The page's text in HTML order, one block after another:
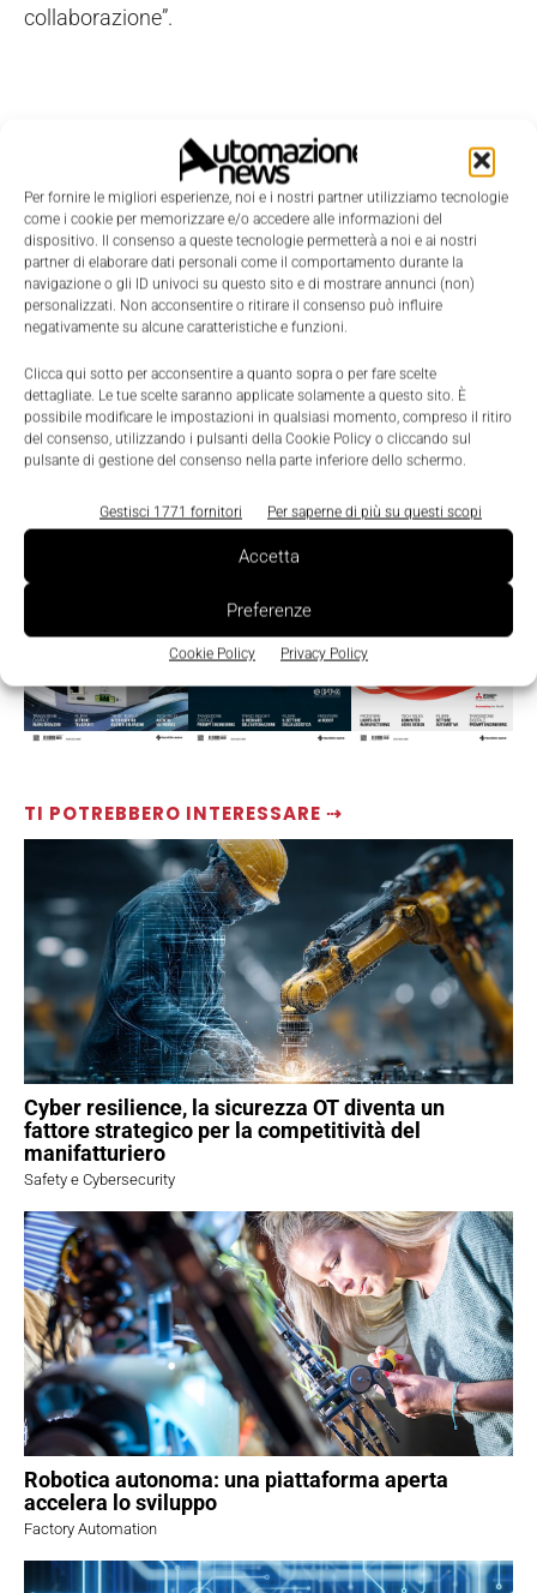
Per fornire le migliori esperienze, noi e i nostri partner utilizziamo tecnologie
come i cookie per memorizzare e/o accedere alle informazioni del
dispositivo. Il consenso a queste tecnologie permetterà a noi e ai nostri
partner di elaborare dati personali come il comportamento durante la
navigazione o gli ID univoci su questo sito e di mostrare annunci (non)
personalizzati. Non acconsentire o ritirare il consenso può influire
negativamente su alcune caratteristiche e funzioni.
Clicca qui sotto per acconsentire a quanto sopra o per fare scelte
dettagliate. Le tue scelte saranno applicate solamente a questo sito. È
possibile modificare le impostazioni in qualsiasi momento, compreso il ritiro
del consenso, utilizzando i pulsanti della Cookie Policy o cliccando sul
pulsante di gestione del consenso nella parte inferiore dello schermo.
Gestisci 1771 fornitori Per saperne di più su questi scopi
Accetta
Preferenze
Cookie Policy Privacy Policy
LEGGI LA RIVISTA ⇢
TI POTREBBERO INTERESSARE ⇢
Cyber resilience, la sicurezza OT diventa un
fattore strategico per la competitività del
manifatturiero
Safety e Cybersecurity
Robotica autonoma: una piattaforma aperta
accelera lo sviluppo
Factory Automation
collaborazione”.